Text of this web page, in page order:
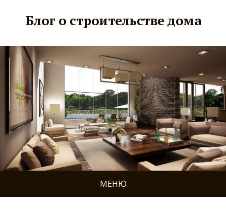
Блог о строительстве дома
МЕНЮ